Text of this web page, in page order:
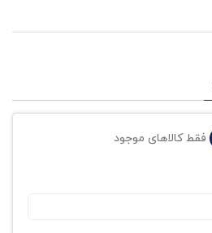
فقط کالاهای موجود